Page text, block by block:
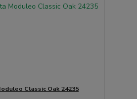
Classic Oak 24235